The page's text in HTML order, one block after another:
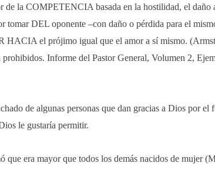
de la COMPETENCIA basada en la hostilidad, el daño
tomar DEL oponente –con daño o pérdida para el
HACIA el prójimo igual que el amor a sí mismo.
prohibidos. Informe del Pastor General, Volumen 2,
de algunas personas que dan gracias a Dios por el
le gustaría permitir.
que era mayor que todos los demás nacidos de mujer